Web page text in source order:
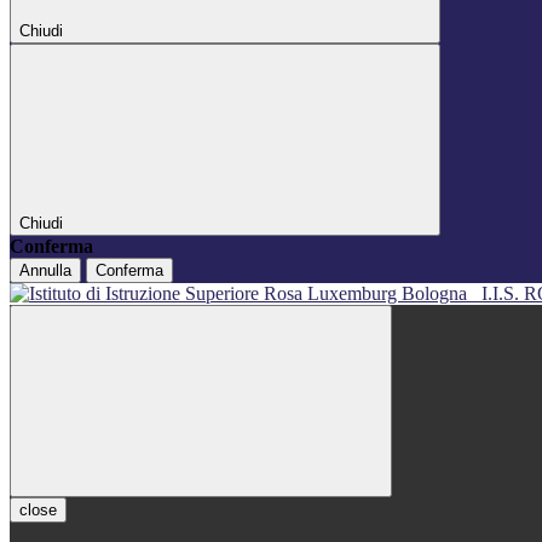
Chiudi
Chiudi
Conferma
Annulla Conferma
I.I.S.
close